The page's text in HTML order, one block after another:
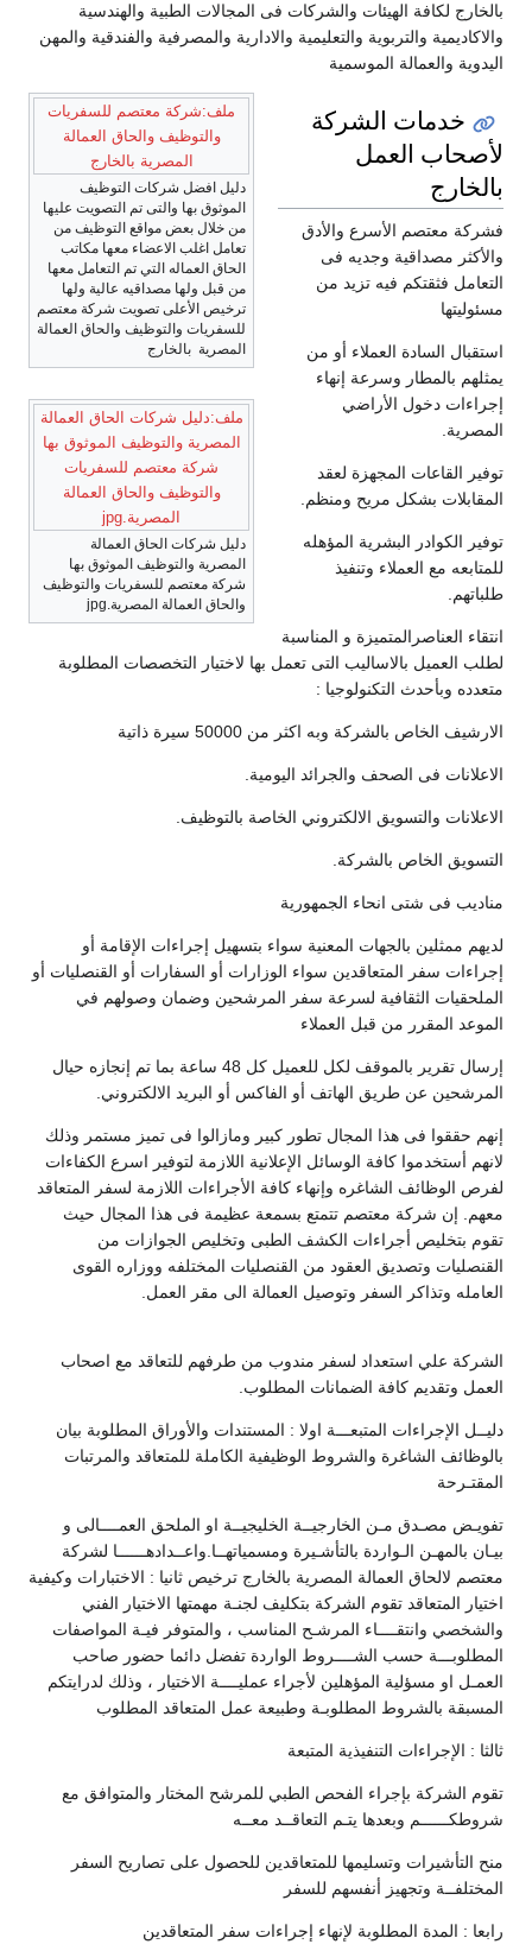
بالخارج لكافة الهيئات والشركات فى المجالات الطبية والهندسية
والاكاديمية والتربوية والتعليمية والادارية والمصرفية والفندقية والمهن
اليدوية والعمالة الموسمية
ملف:شركة معتصم للسفريات
والتوظيف والحاق العمالة
المصرية بالخارج
دليل افضل شركات التوظيف
الموثوق بها والتى تم التصويت عليها
من خلال بعض مواقع التوظيف من
تعامل اغلب الاعضاء معها مكاتب
الحاق العماله التي تم التعامل معها
من قبل ولها مصداقيه عالية ولها
ترخيص الأعلى تصويت شركة معتصم
للسفريات والتوظيف والحاق العمالة
المصرية بالخارج
ملف:دليل شركات الحاق العمالة
المصرية والتوظيف الموثوق بها
شركة معتصم للسفريات
والتوظيف والحاق العمالة
المصرية.jpg
دليل شركات الحاق العمالة
المصرية والتوظيف الموثوق بها
شركة معتصم للسفريات والتوظيف
والحاق العمالة المصرية.jpg
خدمات الشركة
لأصحاب العمل
بالخارج
فشركة معتصم الأسرع والأدق
والأكثر مصداقية وجديه فى
التعامل فثقتكم فيه تزيد من
مسئوليتها
استقبال السادة العملاء أو من
يمثلهم بالمطار وسرعة إنهاء
إجراءات دخول الأراضي
المصرية.
توفير القاعات المجهزة لعقد
المقابلات بشكل مريح ومنظم.
توفير الكوادر البشرية المؤهله
للمتابعه مع العملاء وتنفيذ
طلباتهم.
انتقاء العناصرالمتميزة و المناسبة
لطلب العميل بالاساليب التى تعمل بها لاختيار التخصصات المطلوبة
متعدده وبأحدث التكنولوجيا :
الارشيف الخاص بالشركة وبه اكثر من 50000 سيرة ذاتية
الاعلانات فى الصحف والجرائد اليومية.
الاعلانات والتسويق الالكتروني الخاصة بالتوظيف.
التسويق الخاص بالشركة.
مناديب فى شتى انحاء الجمهورية
لديهم ممثلين بالجهات المعنية سواء بتسهيل إجراءات الإقامة أو
إجراءات سفر المتعاقدين سواء الوزارات أو السفارات أو القنصليات أو
الملحقيات الثقافية لسرعة سفر المرشحين وضمان وصولهم في
الموعد المقرر من قبل العملاء
إرسال تقرير بالموقف لكل للعميل كل 48 ساعة بما تم إنجازه حيال
المرشحين عن طريق الهاتف أو الفاكس أو البريد الالكتروني.
إنهم حققوا فى هذا المجال تطور كبير ومازالوا فى تميز مستمر وذلك
لانهم أستخدموا كافة الوسائل الإعلانية اللازمة لتوفير اسرع الكفاءات
لفرص الوظائف الشاغره وإنهاء كافة الأجراءات اللازمة لسفر المتعاقد
معهم. إن شركة معتصم تتمتع بسمعة عظيمة فى هذا المجال حيث
تقوم بتخليص أجراءات الكشف الطبى وتخليص الجوازات من
القنصليات وتصديق العقود من القنصليات المختلفه ووزاره القوى
العامله وتذاكر السفر وتوصيل العمالة الى مقر العمل.
الشركة علي استعداد لسفر مندوب من طرفهم للتعاقد مع اصحاب
العمل وتقديم كافة الضمانات المطلوب.
دليــل الإجراءات المتبعـــة اولا : المستندات والأوراق المطلوبة بيان
بالوظائف الشاغرة والشروط الوظيفية الكاملة للمتعاقد والمرتبات
المقتـرحة
تفويـض مصـدق مـن الخارجيــة الخليجيــة او الملحق العمــــالى و
بيـان بالمهـن الـواردة بالتأشـيرة ومسمياتهــا.واعــدادهــــــا لشركة
معتصم لالحاق العمالة المصرية بالخارج ترخيص ثانيا : الاختبارات وكيفية
اختيار المتعاقد تقوم الشركة بتكليف لجنـة مهمتها الاختيار الفني
والشخصي وانتقــــاء المرشـح المناسب ، والمتوفر فيـة المواصفات
المطلوبـــة حسب الشــــروط الواردة تفضل دائما حضور صاحب
العمـل او مسؤلية المؤهلين لأجراء عمليــــة الاختيار ، وذلك لدرايتكم
المسبقة بالشروط المطلوبـة وطبيعة عمل المتعاقد المطلوب
ثالثا : الإجراءات التنفيذية المتبعة
تقوم الشركة بإجراء الفحص الطبي للمرشح المختار والمتوافق مع
شروطكــــــم وبعدها يتـم التعاقــد معــه
منح التأشيرات وتسليمها للمتعاقدين للحصول على تصاريح السفر
المختلفــة وتجهيز أنفسهم للسفر
رابعا : المدة المطلوبة لإنهاء إجراءات سفر المتعاقدين